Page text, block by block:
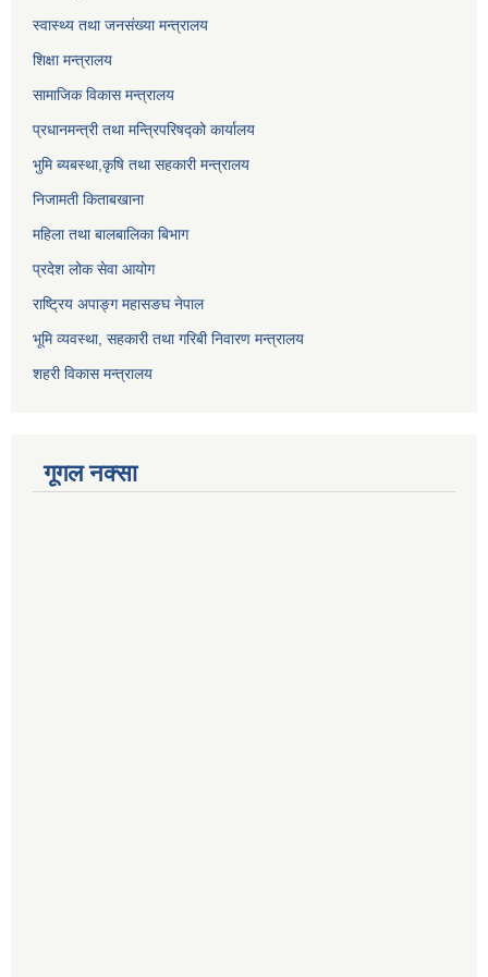
स्वास्थ्य तथा जनसंख्या मन्त्रालय
शिक्षा मन्त्रालय
सामाजिक विकास मन्त्रालय
प्रधानमन्त्री तथा मन्त्रिपरिषद्को कार्यालय
भुमि ब्यबस्था,कृषि तथा सहकारी मन्त्रालय
निजामती किताबखाना
महिला तथा बालबालिका बिभाग
प्रदेश लोक सेवा आयोग
राष्ट्रिय अपाङ्ग महासङघ नेपाल
भूमि व्यवस्था, सहकारी तथा गरिबी निवारण मन्त्रालय
शहरी विकास मन्त्रालय
गूगल नक्सा